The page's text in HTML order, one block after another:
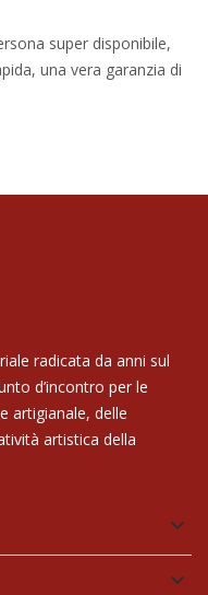
super disponibile,
una vera garanzia di
radicata da anni sul
d’incontro per le
artigianale, delle
artistica della
keyboard_arrow_down
keyboard_arrow_down